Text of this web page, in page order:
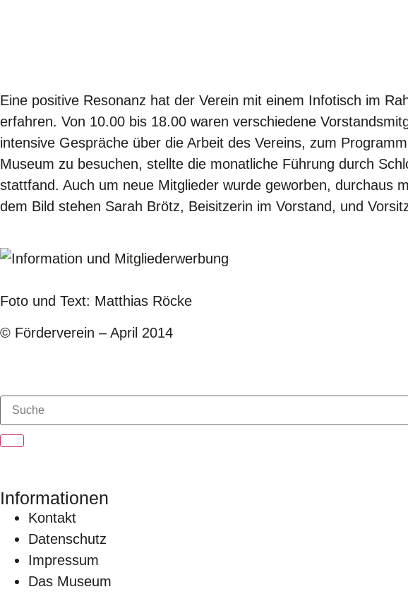
Eine positive Resonanz hat der Verein mit einem Infotisch im
erfahren. Von 10.00 bis 18.00 waren verschiedene
intensive Gespräche über die Arbeit des Vereins, zum
Museum zu besuchen, stellte die monatliche Führung durch
stattfand. Auch um neue Mitglieder wurde geworben, durchaus
dem Bild stehen Sarah Brötz, Beisitzerin im Vorstand, und
Foto und Text: Matthias Röcke
© Förderverein – April 2014
Informationen
Kontakt
Datenschutz
Impressum
Das Museum